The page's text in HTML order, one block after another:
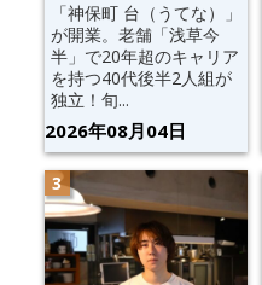
「神保町 台（うてな）」
が開業。老舗「浅草今
半」で20年超のキャリア
を持つ40代後半2人組が
独立！旬...
2026年08月04日